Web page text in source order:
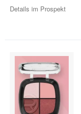
Details im Prospekt